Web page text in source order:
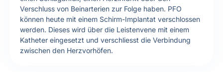
Verschluss von Beinarterien zur Folge haben. PFO
können heute mit einem Schirm-Implantat verschlossen
werden. Dieses wird über die Leistenvene mit einem
Katheter eingesetzt und verschliesst die Verbindung
zwischen den Herzvorhöfen.